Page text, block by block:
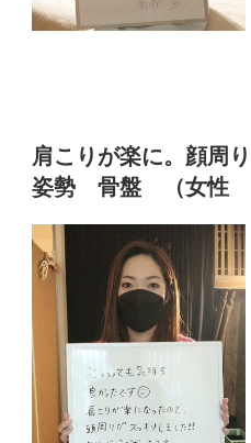
肩こりが楽に。顔周
姿勢 骨盤 （女性